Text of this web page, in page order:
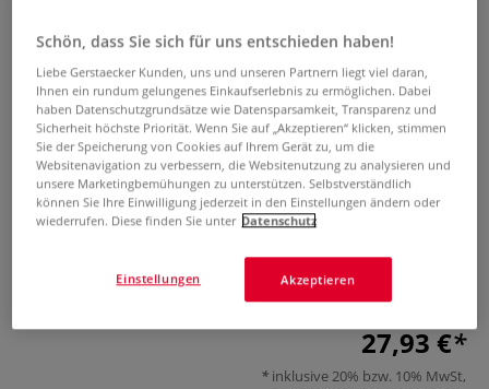
Léonard Outremer 2er- Pinselset,
Fehhaar-Imitation
0 Bewertungen
Das vegane Aquarellpinsel Set enthält 2 hochwertige
Synthetikpinsel aus Fehhaar-Imitation der Léonard
Outremer Serie: Je einen Rundpinsel 2072RO, Größe 0 und
einen Katzenzungenpinsel 2349CH, Größe 4.
27,93 €
inklusive 20% bzw. 10% MwSt,
Schön, dass Sie sich für uns entschieden haben!
Liebe Gerstaecker Kunden, uns und unseren Partnern liegt viel daran,
Ihnen ein rundum gelungenes Einkaufserlebnis zu ermöglichen. Dabei
haben Datenschutzgrundsätze wie Datensparsamkeit, Transparenz und
Sicherheit höchste Priorität. Wenn Sie auf „Akzeptieren“ klicken, stimmen
Sie der Speicherung von Cookies auf Ihrem Gerät zu, um die
Websitenavigation zu verbessern, die Websitenutzung zu analysieren und
unsere Marketingbemühungen zu unterstützen. Selbstverständlich
können Sie Ihre Einwilligung jederzeit in den Einstellungen ändern oder
wiederrufen. Diese finden Sie unter Datenschutz
Akzeptieren
Einstellungen